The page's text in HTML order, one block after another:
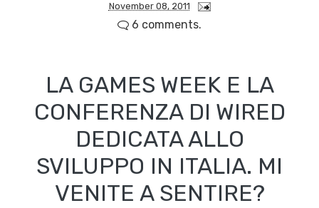
November 08, 2011
6 comments.
LA GAMES WEEK E LA
CONFERENZA DI WIRED
DEDICATA ALLO
SVILUPPO IN ITALIA. MI
VENITE A SENTIRE?